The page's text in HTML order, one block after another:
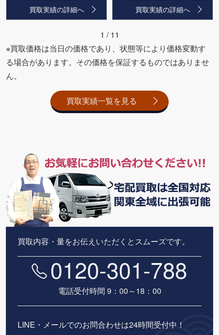
買取実績の詳細へ 買取実績の詳細へ
1 /11
※買取価格は当日の価格であり、状態等により価格変動す
る場合があります。その価格を保証するものではありませ
ん。
買取実績一覧を見る
買取内容・量をお伝えいただくとスムーズです。
0120-301-788
電話受付時間 9：00～18：00
LINE・メールでのお問合わせは24時間受付中！